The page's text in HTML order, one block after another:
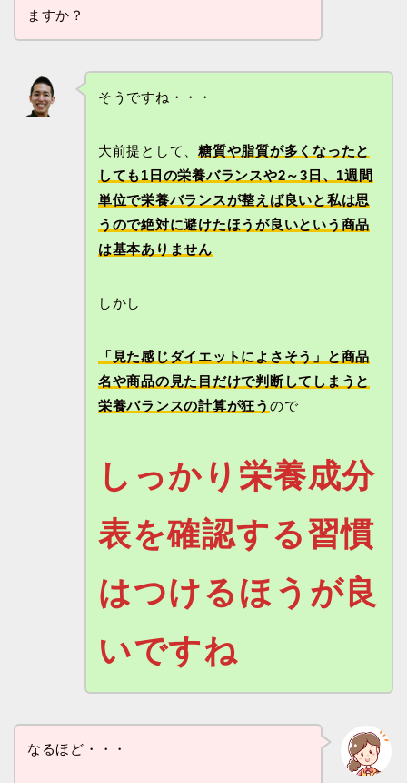
ますか？
そうですね・・・
大前提として、糖質や脂質が多くなったと
しても1日の栄養バランスや2～3日、1週間
単位で栄養バランスが整えば良いと私は思
うので絶対に避けたほうが良いという商品
は基本ありません
しかし
「見た感じダイエットによさそう」と商品
名や商品の見た目だけで判断してしまうと
栄養バランスの計算が狂う ので
しっかり栄養成分
表を確認する習慣
はつけるほうが良
いですね
なるほど・・・